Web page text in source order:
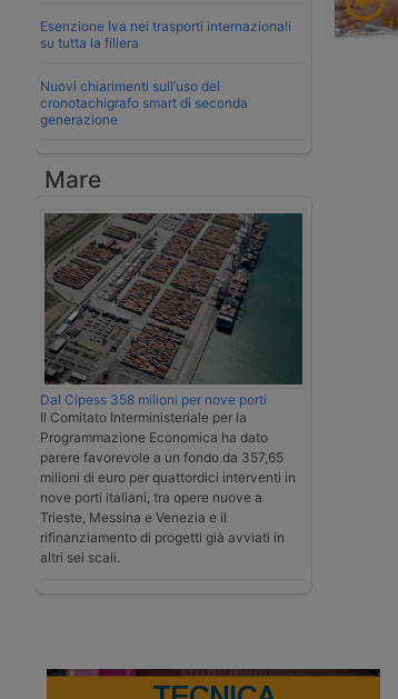
Esenzione Iva nei trasporti internazionali
su tutta la filiera
Nuovi chiarimenti sull’uso del
cronotachigrafo smart di seconda
generazione
Mare
Dal Cipess 358 milioni per nove porti
Il Comitato Interministeriale per la
Programmazione Economica ha dato
parere favorevole a un fondo da 357,65
milioni di euro per quattordici interventi in
nove porti italiani, tra opere nuove a
Trieste, Messina e Venezia e il
rifinanziamento di progetti già avviati in
altri sei scali.